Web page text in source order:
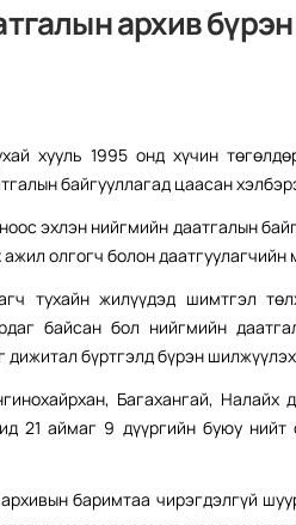
архив
хууль 1995 онд хүчин
байгууллагад цаасан
эхлэн нийгмийн даатгалын
олгогч болон
тухайн жилүүдэд шимтгэл
байсан бол нийгмийн
дижитал бүртгэлд бүрэн
Багахангай, Налайх
21 аймаг 9 дүүргийн буюу
баримтаа чирэгдэлгүй